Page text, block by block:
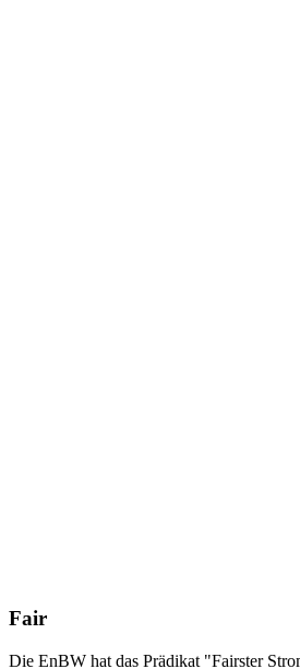
Fair
Die EnBW hat das Prädikat "Fairster